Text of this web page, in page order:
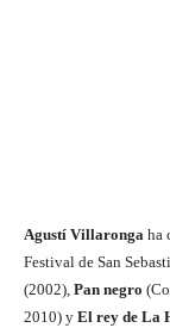
Agustí Villaronga ha
Festival de San
(2002), Pan negro
2010) y El rey de La